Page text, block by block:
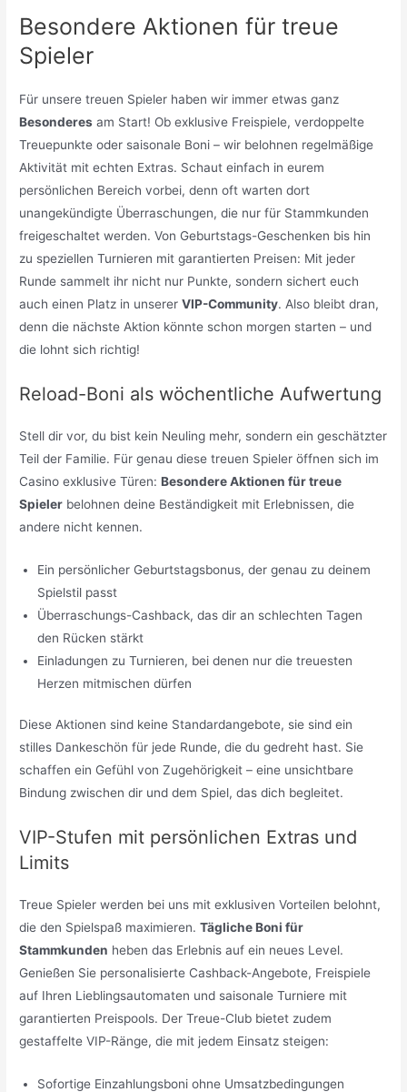
Besondere Aktionen für treue
Spieler
Für unsere treuen Spieler haben wir immer etwas ganz
Besonderes am Start! Ob exklusive Freispiele, verdoppelte
Treuepunkte oder saisonale Boni – wir belohnen regelmäßige
Aktivität mit echten Extras. Schaut einfach in eurem
persönlichen Bereich vorbei, denn oft warten dort
unangekündigte Überraschungen, die nur für Stammkunden
freigeschaltet werden. Von Geburtstags-Geschenken bis hin
zu speziellen Turnieren mit garantierten Preisen: Mit jeder
Runde sammelt ihr nicht nur Punkte, sondern sichert euch
auch einen Platz in unsererVIP-Community. Also bleibt dran,
denn die nächste Aktion könnte schon morgen starten – und
die lohnt sich richtig!
Reload-Boni als wöchentliche Aufwertung
Stell dir vor, du bist kein Neuling mehr, sondern ein geschätzter
Teil der Familie. Für genau diese treuen Spieler öffnen sich im
Casino exklusive Türen:Besondere Aktionen für treue
Spieler belohnen deine Beständigkeit mit Erlebnissen, die
andere nicht kennen.
Ein persönlicher Geburtstagsbonus, der genau zu deinem
Spielstil passt
Überraschungs-Cashback, das dir an schlechten Tagen
den Rücken stärkt
Einladungen zu Turnieren, bei denen nur die treuesten
Herzen mitmischen dürfen
Diese Aktionen sind keine Standardangebote, sie sind ein
stilles Dankeschön für jede Runde, die du gedreht hast. Sie
schaffen ein Gefühl von Zugehörigkeit – eine unsichtbare
Bindung zwischen dir und dem Spiel, das dich begleitet.
VIP-Stufen mit persönlichen Extras und
Limits
Treue Spieler werden bei uns mit exklusiven Vorteilen belohnt,
die den Spielspaß maximieren.Tägliche Boni für
Stammkunden heben das Erlebnis auf ein neues Level.
Genießen Sie personalisierte Cashback-Angebote, Freispiele
auf Ihren Lieblingsautomaten und saisonale Turniere mit
garantierten Preispools. Der Treue-Club bietet zudem
gestaffelte VIP-Ränge, die mit jedem Einsatz steigen:
Sofortige Einzahlungsboni ohne Umsatzbedingungen